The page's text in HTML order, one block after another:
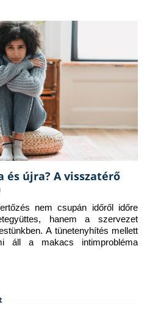
újra? A visszatérő
nem csupán időről időre
hanem a szervezet
A tünetenyhítés mellett
áll a makacs intimprobléma